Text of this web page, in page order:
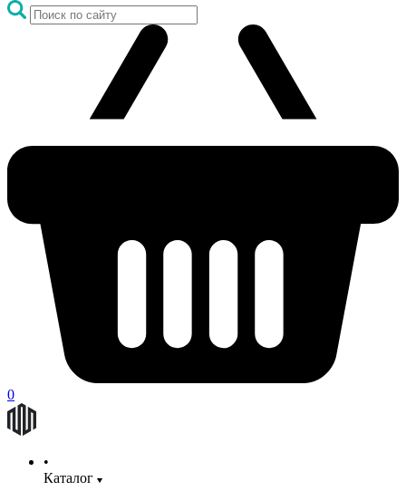
0
Каталог